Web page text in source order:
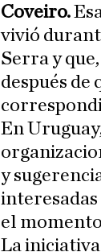
Coveiro.
vivió
Serra y
después
En
y
el
La